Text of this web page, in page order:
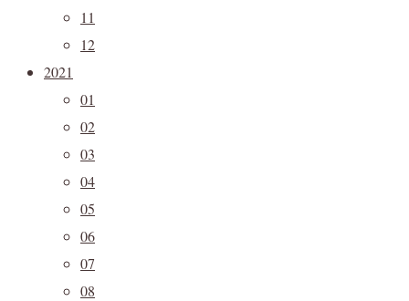
11
12
2021
01
02
03
04
05
06
07
08